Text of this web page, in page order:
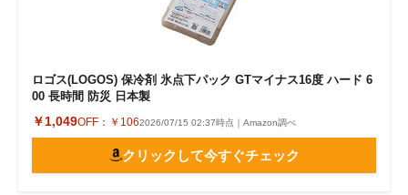
ロゴス(LOGOS) 保冷剤 氷点下パック GTマイナス16度 ハード 6
00 長時間 防災 日本製
￥1,049OFF： ￥1062026/07/15 02:37時点｜Amazon調べ
クリックして今すぐチェック